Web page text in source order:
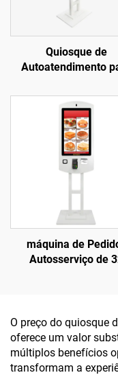
Quiosque de
Autoatendimento
Touchscreen
32 Polegadas
pela FCC
máquina de
Autosserviço de
(I3/I5/I7) para
Alimentação
O preço do quiosque
oferece um valor
múltiplos benefícios
transformam a